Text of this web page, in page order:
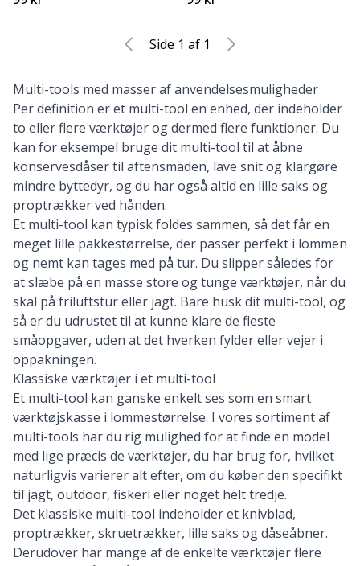
Side 1 af 1
Multi-tools med masser af anvendelsesmuligheder
Per definition er et multi-tool en enhed, der indeholder
to eller flere værktøjer og dermed flere funktioner. Du
kan for eksempel bruge dit multi-tool til at åbne
konservesdåser til aftensmaden, lave snit og klargøre
mindre byttedyr, og du har også altid en lille saks og
proptrækker ved hånden.
Et multi-tool kan typisk foldes sammen, så det får en
meget lille pakkestørrelse, der passer perfekt i lommen
og nemt kan tages med på tur. Du slipper således for
at slæbe på en masse store og tunge værktøjer, når du
skal på friluftstur eller jagt. Bare husk dit multi-tool, og
så er du udrustet til at kunne klare de fleste
småopgaver, uden at det hverken fylder eller vejer i
oppakningen.
Klassiske værktøjer i et multi-tool
Et multi-tool kan ganske enkelt ses som en smart
værktøjskasse i lommestørrelse. I vores sortiment af
multi-tools har du rig mulighed for at finde en model
med lige præcis de værktøjer, du har brug for, hvilket
naturligvis varierer alt efter, om du køber den specifikt
til jagt, outdoor, fiskeri eller noget helt tredje.
Det klassiske multi-tool indeholder et knivblad,
proptrækker, skruetrækker, lille saks og dåseåbner.
Derudover har mange af de enkelte værktøjer flere